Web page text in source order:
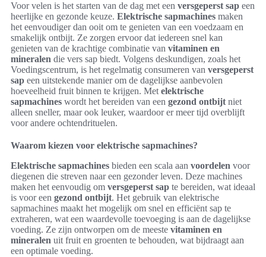
Voor velen is het starten van de dag met een versgeperst sap een
heerlijke en gezonde keuze. Elektrische sapmachines maken
het eenvoudiger dan ooit om te genieten van een voedzaam en
smakelijk ontbijt. Ze zorgen ervoor dat iedereen snel kan
genieten van de krachtige combinatie van vitaminen en
mineralen die vers sap biedt. Volgens deskundigen, zoals het
Voedingscentrum, is het regelmatig consumeren van versgeperst
sap een uitstekende manier om de dagelijkse aanbevolen
hoeveelheid fruit binnen te krijgen. Met elektrische
sapmachines wordt het bereiden van een gezond ontbijt niet
alleen sneller, maar ook leuker, waardoor er meer tijd overblijft
voor andere ochtendrituelen.
Waarom kiezen voor elektrische sapmachines?
Elektrische sapmachines bieden een scala aan voordelen voor
diegenen die streven naar een gezonder leven. Deze machines
maken het eenvoudig om versgeperst sap te bereiden, wat ideaal
is voor een gezond ontbijt. Het gebruik van elektrische
sapmachines maakt het mogelijk om snel en efficiënt sap te
extraheren, wat een waardevolle toevoeging is aan de dagelijkse
voeding. Ze zijn ontworpen om de meeste vitaminen en
mineralen uit fruit en groenten te behouden, wat bijdraagt aan
een optimale voeding.